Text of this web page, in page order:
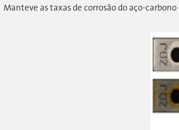
Manteve as taxas de corrosão do aço-